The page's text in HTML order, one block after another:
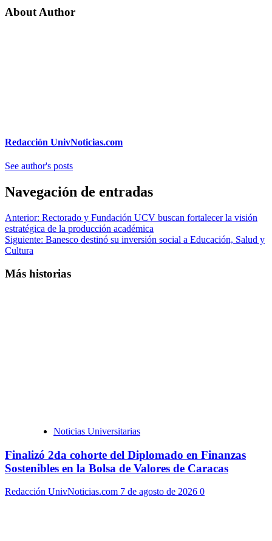
About Author
Redacción UnivNoticias.com
See author's posts
Navegación de entradas
Anterior: Rectorado y Fundación UCV buscan fortalecer la visión
estratégica de la producción académica
Siguiente: Banesco destinó su inversión social a Educación, Salud y
Cultura
Más historias
Noticias Universitarias
Finalizó 2da cohorte del Diplomado en Finanzas
Sostenibles en la Bolsa de Valores de Caracas
Redacción UnivNoticias.com 7 de agosto de 2026 0